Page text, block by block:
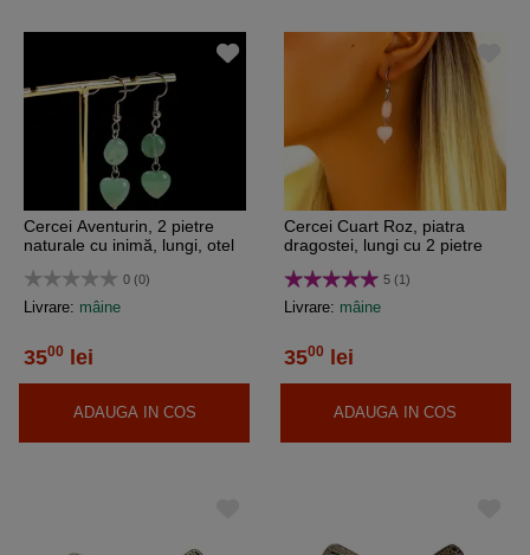
Cercei Aventurin, 2 pietre
naturale cu inimă, lungi, otel
0 (0)
Livrare: mâine
3500 lei
ADAUGA IN COS
Cercei Cuart Roz, piatra
dragostei, lungi cu 2 pietre
5 (1)
Livrare: mâine
3500 lei
ADAUGA IN COS